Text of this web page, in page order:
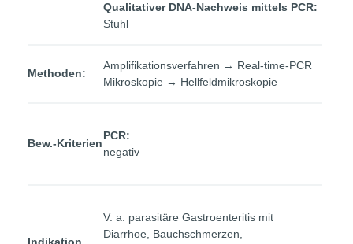
Qualitativer DNA-Nachweis mittels PCR:
Stuhl
Methoden:
Amplifikationsverfahren → Real-time-PCR
Mikroskopie → Hellfeldmikroskopie
Bew.-Kriterien
PCR:
negativ
V. a. parasitäre Gastroenteritis mit
Diarrhoe, Bauchschmerzen,